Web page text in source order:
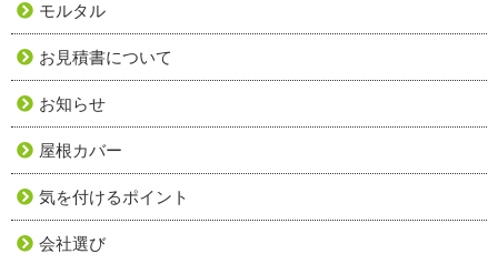
モルタル
お見積書について
お知らせ
屋根カバー
気を付けるポイント
会社選び